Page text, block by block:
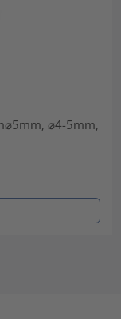
⌀4-5mm,